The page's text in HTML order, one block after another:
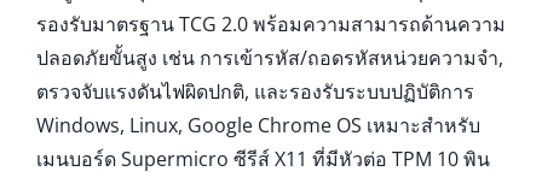
รองรับมาตรฐาน TCG 2.0 พร้อมความสามารถด้านความ
ปลอดภัยขั้นสูง เช่น การเข้ารหัส/ถอดรหัสหน่วยความจำ,
ตรวจจับแรงดันไฟผิดปกติ, และรองรับระบบปฏิบัติการ
Windows, Linux, Google Chrome OS เหมาะสำหรับ
เมนบอร์ด Supermicro ซีรีส์ X11 ที่มีหัวต่อ TPM 10 พิน